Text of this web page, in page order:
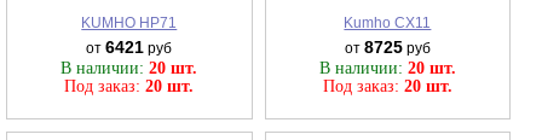
KUMHO HP71
от6421 руб
В наличии:20 шт.
Под заказ:20 шт.
Kumho CX11
от 8725руб
В наличии: 20 шт.
Под заказ: 20 шт.